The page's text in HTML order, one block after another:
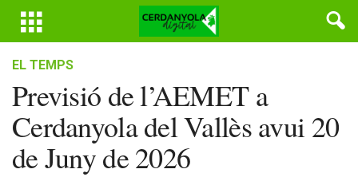
EL TEMPS
Previsió de l’AEMET a
Cerdanyola del Vallès avui 20
de Juny de 2026